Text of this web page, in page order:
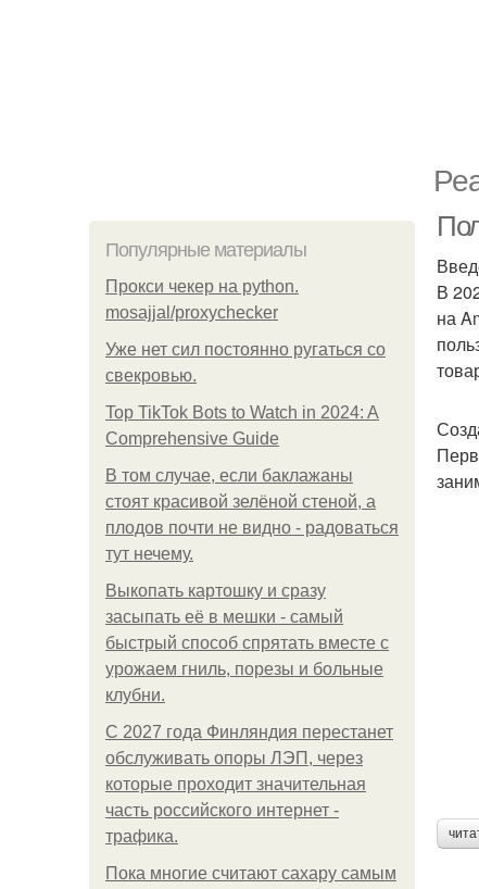
Популярные материалы
Прокси чекер на python.
mosajjal/proxychecker
Уже нет сил постоянно ругаться со
свекровью.
Top TikTok Bots to Watch in 2024: A
Comprehensive Guide
В том случае, если баклажаны
стоят красивой зелёной стеной, а
плодов почти не видно - радоваться
тут нечему.
Выкопать картошку и сразу
засыпать её в мешки - самый
быстрый способ спрятать вместе с
урожаем гниль, порезы и больные
клубни.
С 2027 года Финляндия перестанет
обслуживать опоры ЛЭП, через
которые проходит значительная
часть российского интернет -
трафика.
Пока многие считают сахару самым
В
на